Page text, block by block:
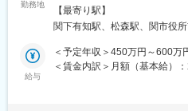
す。
また、自己資本比率は50％（
【良好な就業環境で就業※生
会社に依頼となります。
＜具体的な業務内容＞
・工場の新設/設備導入
└新規工場の建設計画～仕様
勤務地
【最寄り駅】
関下有知駅、松森駅、関市役
給与
＜予定年収＞450万円～600万
＜賃金内訳＞月額（基本給）